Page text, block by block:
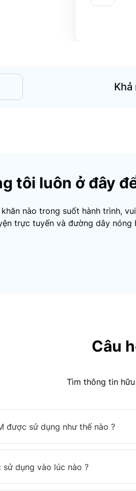
tôi luôn ở đây
nào trong suốt hành trình,
trực tuyến và đường dây nóng
Câu
Tìm thông tin
được sử dụng như thế nào ?
sử dụng vào lúc nào ?